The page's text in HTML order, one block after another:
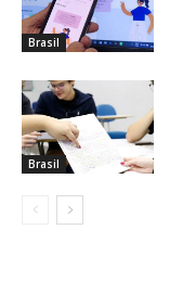
Brasil
Brasil